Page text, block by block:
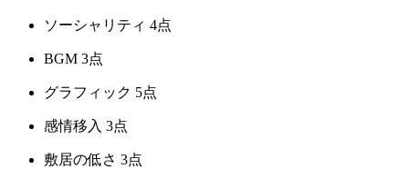
ソーシャリティ 4点
BGM 3点
グラフィック 5点
感情移入 3点
敷居の低さ 3点